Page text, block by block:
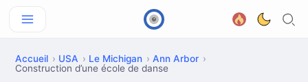
Accueil USA Le Michigan
Ann Arbor
Construction d’une école de danse